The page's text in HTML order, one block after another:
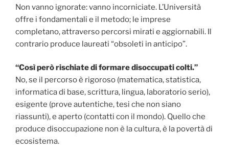
Non vanno ignorate: vanno incorniciate. L’Università
offre i fondamentali e il metodo; le imprese
completano, attraverso percorsi mirati e aggiornabili. Il
contrario produce laureati “obsoleti in anticipo”.
“Così però rischiate di formare disoccupati colti.”
No, se il percorso è rigoroso (matematica, statistica,
informatica di base, scrittura, lingua, laboratorio serio),
esigente (prove autentiche, tesi che non siano
riassunti), e aperto (contatti con il mondo). Quello che
produce disoccupazione non è la cultura, è la povertà di
ecosistema.